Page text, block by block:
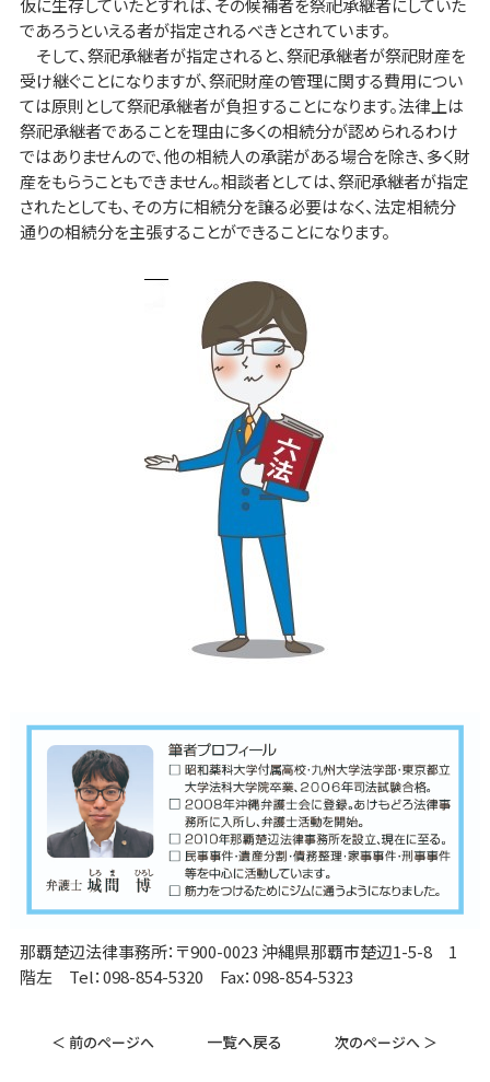
であろうといえる者が指定されるべきとされています。
そして、祭祀承継者が指定されると、祭祀承継者が祭祀財産を
受け継ぐことになりますが、祭祀財産の管理に関する費用につい
ては原則として祭祀承継者が負担することになります。法律上は
祭祀承継者であることを理由に多くの相続分が認められるわけ
ではありませんので、他の相続人の承諾がある場合を除き、多く財
産をもらうこともできません。相談者としては、祭祀承継者が指定
されたとしても、その方に相続分を譲る必要はなく、法定相続分
通りの相続分を主張することができることになります。
那覇楚辺法律事務所：〒900-0023 沖縄県那覇市楚辺1-5-8 1
階左 Tel：098-854-5320 Fax：098-854-5323
＜ 前のページへ 一覧へ戻る 次のページへ ＞